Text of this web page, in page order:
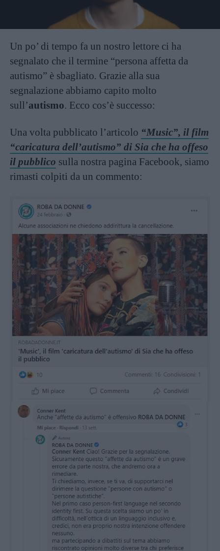
Un po’ di tempo fa un nostro lettore ci ha
segnalato che il termine “persona affetta da
autismo” è sbagliato. Grazie alla sua
segnalazione abbiamo capito molto
sull’autismo. Ecco cos’è successo:
Una volta pubblicato l’articolo “Music”, il film
“caricatura dell’autismo” di Sia che ha offeso
il pubblico sulla nostra pagina Facebook, siamo
rimasti colpiti da un commento: